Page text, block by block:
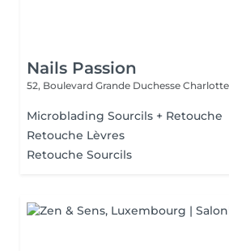
Nails Passion
52, Boulevard Grande Duchesse Charlotte
Microblading Sourcils + Retouche
Retouche Lèvres
Retouche Sourcils